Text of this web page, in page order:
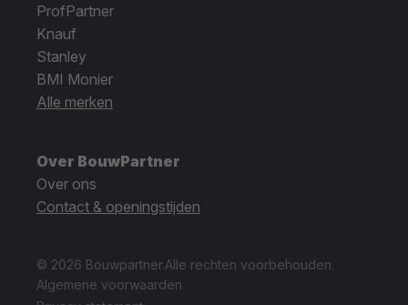
ProfPartner
Knauf
Stanley
BMI Monier
Alle merken
Over BouwPartner
Over ons
Contact & openingstijden
© 2026 Bouwpartner.Alle rechten voorbehouden.
Algemene voorwaarden